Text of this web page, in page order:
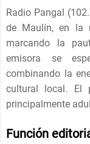
Radio Pangal
de Maulín, en la
marcando la
emisora ​​se
combinando la
cultural local. El
principalmente
Función